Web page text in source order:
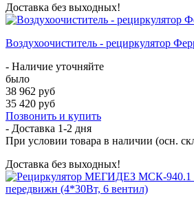
Доставка без выходных!
Воздухоочиститель - рециркулятор
- Наличие уточняйте
было
38 962 руб
35 420 руб
Позвонить и купить
- Доставка 1-2 дня
При условии товара в наличии (осн.
Доставка без выходных!